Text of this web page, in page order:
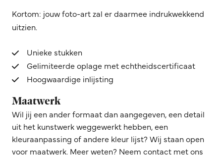
Kortom: jouw foto-art zal er daarmee indrukwekkend
uitzien.
Unieke stukken
Gelimiteerde oplage met echtheidscertificaat
Hoogwaardige inlijsting
Maatwerk
Wil jij een ander formaat dan aangegeven, een detail
uit het kunstwerk weggewerkt hebben, een
kleuraanpassing of andere kleur lijst? Wij staan open
voor maatwerk. Meer weten? Neem contact met ons